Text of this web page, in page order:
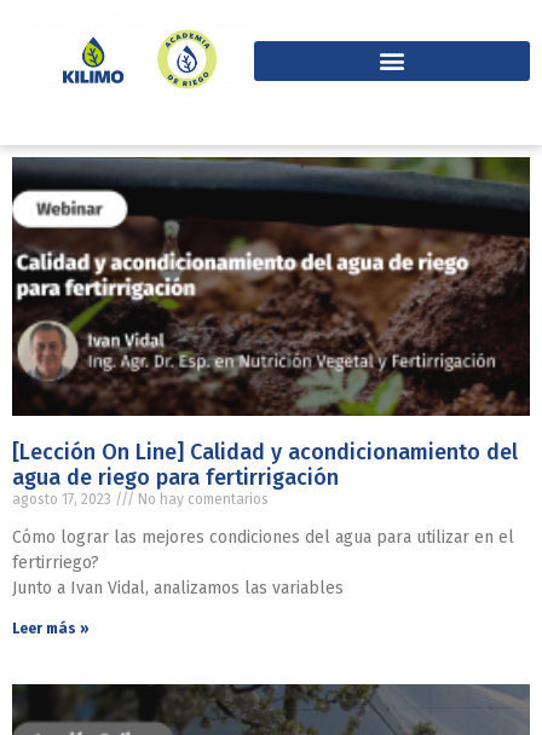
[Lección On Line] Calidad y acondicionamiento del
agua de riego para fertirrigación
agosto 17, 2023 No hay comentarios
Cómo lograr las mejores condiciones del agua para utilizar en el
fertirriego?
Junto a Ivan Vidal, analizamos las variables
Leer más »